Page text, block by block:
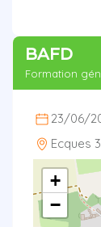
BAFD
Formation
23/06/
Ecques
+
−